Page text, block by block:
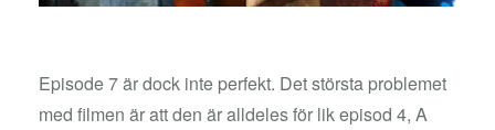
Episode 7 är dock inte perfekt. Det största problemet
med filmen är att den är alldeles för lik episod 4, A